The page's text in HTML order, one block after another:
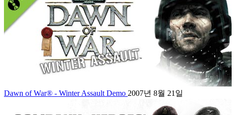
Dawn of War® - Winter Assault Demo 2007년 8월 21일